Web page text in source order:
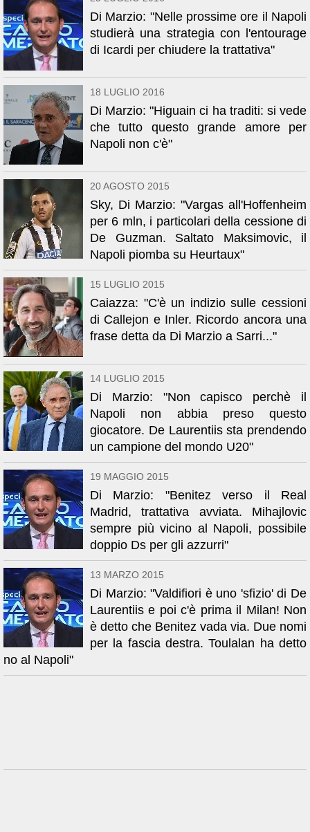
Di Marzio: "Nelle prossime ore il Napoli
studierà una strategia con l'entourage
di Icardi per chiudere la trattativa"
18 LUGLIO 2016
Di Marzio: "Higuain ci ha traditi: si vede
che tutto questo grande amore per
Napoli non c'è"
20 AGOSTO 2015
Sky, Di Marzio: "Vargas all'Hoffenheim
per 6 mln, i particolari della cessione di
De Guzman. Saltato Maksimovic, il
Napoli piomba su Heurtaux"
15 LUGLIO 2015
Caiazza: "C'è un indizio sulle cessioni
di Callejon e Inler. Ricordo ancora una
frase detta da Di Marzio a Sarri..."
14 LUGLIO 2015
Di Marzio: "Non capisco perchè il
Napoli non abbia preso questo
giocatore. De Laurentiis sta prendendo
un campione del mondo U20"
19 MAGGIO 2015
Di Marzio: "Benitez verso il Real
Madrid, trattativa avviata. Mihajlovic
sempre più vicino al Napoli, possibile
doppio Ds per gli azzurri"
13 MARZO 2015
Di Marzio: "Valdifiori è uno 'sfizio' di De
Laurentiis e poi c'è prima il Milan! Non
è detto che Benitez vada via. Due nomi
per la fascia destra. Toulalan ha detto
no al Napoli"